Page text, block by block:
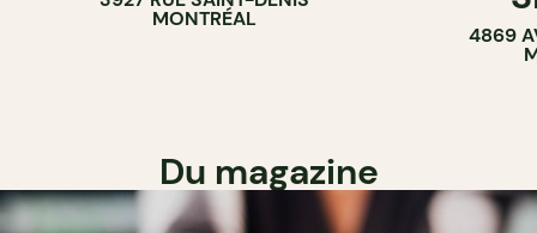
MONTRÉAL
4869
Du magazine